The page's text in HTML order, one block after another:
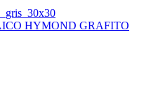
HYMOND GRAFITO